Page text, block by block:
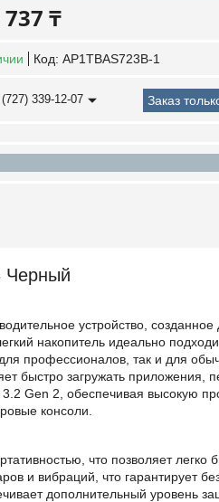
₸
Код: AP1TBAS723B-1
339-12-07 Заказ
Черный
устройство,
накопитель идеально
профессионалов, так и для
быстро загружать приложения,
Gen 2, обеспечивая высокую
консоли.
что позволяет легко
и вибраций, что гарантирует
дополнительный уровень